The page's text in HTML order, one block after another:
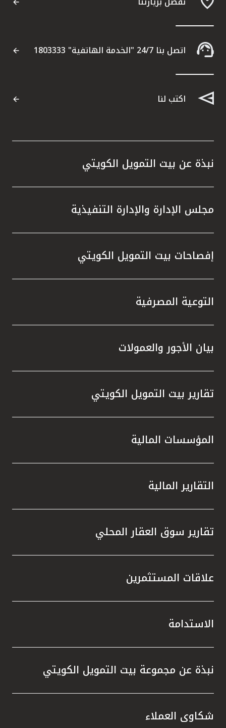
اتصل بنا 24/7 "الخدمة الهاتفية" 1803333
اكتب لنا
نبذة عن بيت التمويل الكويتي
مجلس الإدارة والإدارة التنفيذية
إفصاحات بيت التمويل الكويتي
التوعية المصرفية
بيان الأجور والعمولات
تقارير بيت التمويل الكويتي
المؤسسات المالية
التقارير المالية
تقارير سوق العقار المحلي
علاقات المستثمرين
الاستدامة
نبذة عن مجموعة بيت التمويل الكويتي
شكاوى العملاء